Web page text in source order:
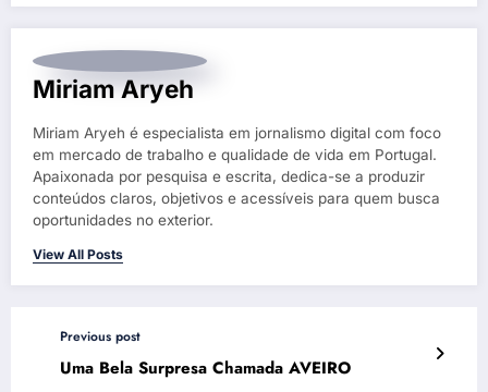
Miriam Aryeh
Miriam Aryeh é especialista em jornalismo digital com foco
em mercado de trabalho e qualidade de vida em Portugal.
Apaixonada por pesquisa e escrita, dedica-se a produzir
conteúdos claros, objetivos e acessíveis para quem busca
oportunidades no exterior.
View All Posts
Previous post
Uma Bela Surpresa Chamada AVEIRO